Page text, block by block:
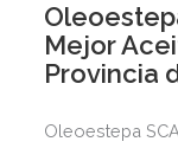
Mejor
Provincia
Oleoestepa